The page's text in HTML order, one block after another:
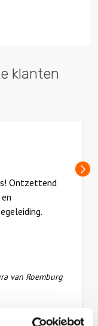
klanten
Ontzettend
van Roemburg